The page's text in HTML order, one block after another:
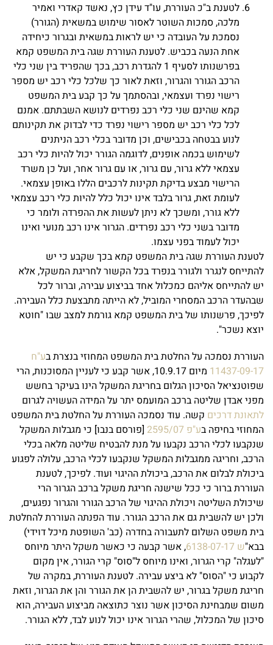
לטענת ב"כ העוררת, עו"ד עידן כץ, נאשד קאדרי ואמיר
מלכה, סמכות השוטר לאסור שימוש במשאית (הגורר)
נסמכת על העובדה כי יש לראות במשאית ובגרור כיחידה
אחת הנעה בכביש. לטענת העוררת שגה בית המשפט קמא
בפרשנותו לסעיף 1 להגדרת רכב, בכך שהפריד בין שני כלי
הרכב הגורר והגרור, וזאת לאור כך שלכל כלי רכב יש מספר
רישוי נפרד ועצמאי, ובהסתמך על כך קבע בית המשפט
קמא שהינם שני כלי רכב נפרדים לנושא השבתתם. אמנם
לכל כלי רכב יש מספר רישוי נפרד כדי לבדוק את תקינותם
לנוע בבטחה בכבישים, וכן מדובר בכלי רכב הניתנים
לשימוש בכמה אופנים, לדוגמה הגורר יכול להיות כלי רכב
עצמאי ללא גרור, עם גרור, או עם גרור אחר, ועל כן משרד
הרישוי מבצע בדיקת תקינות לרכבים הללו באופן עצמאי.
לעומת זאת, גרור בלבד אינו יכול כלל להיות כלי רכב עצמאי
ללא גורר, ומשכך לא ניתן לעשות את ההפרדה ולומר כי
מדובר בשני כלי רכב נפרדים. הגרור אינו רכב מנועי ואינו
יכול לעמוד בפני עצמו.
לטענת העוררת שגה בית המשפט קמא בכך שקבע כי יש
להתייחס לנגרר ולגורר בנפרד בכל הקשור לחריגת המשקל, אלא
יש להתייחס אליהם כמכלול אחד בביצוע עבירה, וברור לכל
שבהעדר הרכב המסחרי המוביל, לא הייתה מתבצעת כלל העבירה.
לפיכך, פרשנותו של בית המשפט קמא גורמת למצב שבו "חוטא
יוצא נשכר".
העוררת נסמכה על החלטת בית המשפט המחוזי בנצרת בע"ח
11437-09-17
מיום 10.9.17, אשר קבע כי לעניין המסוכנות, הרי
שפוטנציאל הסיכון הגלום בחריגת המשקל הינו בעיקר בחשש
מפני אבדן שליטה ברכב המועמס יתר על המידה העשויה לגרום
לתאונת דרכים קשה. עוד נסמכה העוררת על החלטת בית המשפט
המחוזי בחיפה בע"פ 2595/07
[פורסם בנבו] כי מגבלות המשקל
שנקבעו לכלי הרכב נקבעו על מנת להבטיח שליטה מלאה בכלי
הרכב, וחריגה ממגבלות המשקל שנקבעו לכלי הרכב, עלולה לפגוע
ביכולת לבלום את הרכב, ביכולת ההיגוי ועוד. לפיכך, לטענת
העוררת ברור כי ככל שישנה חריגת משקל ברכב הגרור הרי
שיכולת השליטה ויכולת ההיגוי של הרכב הגורר והגרור נפגעים,
ולכן יש להשבית גם את הרכב הגורר. עוד הפנתה העוררת להחלטת
בית משפט השלום לתעבורה בחדרה (כב' השופטת מיכל דוידי)
בבא"ש 6138-07-17
, אשר קבעה כי כאשר משקל היתר מיוחס
"לעגלה" קרי הגרור, ואינו מיוחס ל"סוס" קרי הגורר, אין מקום
לקבוע כי "הסוס" לא ביצע עבירה. לטענת העוררת, במקרה של
חריגת משקל בגרור, יש להשבית הן את הגורר והן את הגרור, וזאת
משום שמבחינת הסיכון אשר נוצר כתוצאה מביצוע העבירה, הוא
סיכון של המכלול, שהרי הגרור אינו יכול לנוע לבד, ללא הגורר.